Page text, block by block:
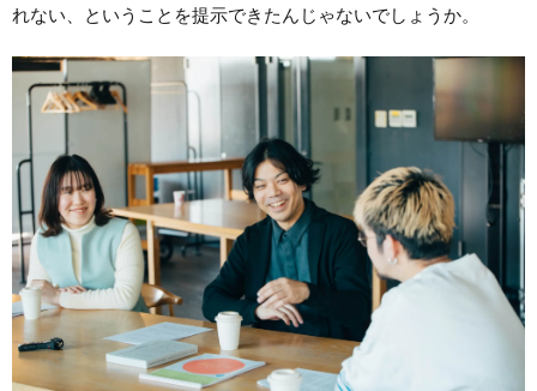
れない、ということを提示できたんじゃないでしょうか。